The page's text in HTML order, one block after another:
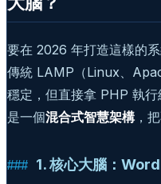
要在 2026 年打造這樣的
傳統 LAMP（Linux、
穩定，但直接拿 PHP 執
是一個混合式智慧架構，
1. 核心大腦：